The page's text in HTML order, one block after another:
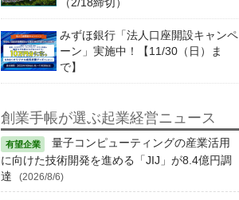
みずほ銀行「法人口座開設キャンペ
ーン」実施中！【11/30（日）ま
で】
創業手帳が選ぶ起業経営ニュース
量子コンピューティングの産業活用
に向けた技術開発を進める「JIJ」が8.4億円調
達
(2026/8/6)